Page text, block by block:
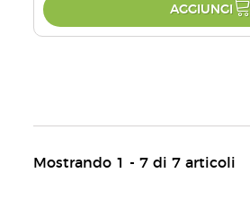
AGGIUNGI
Mostrando 1 - 7 di 7 articoli